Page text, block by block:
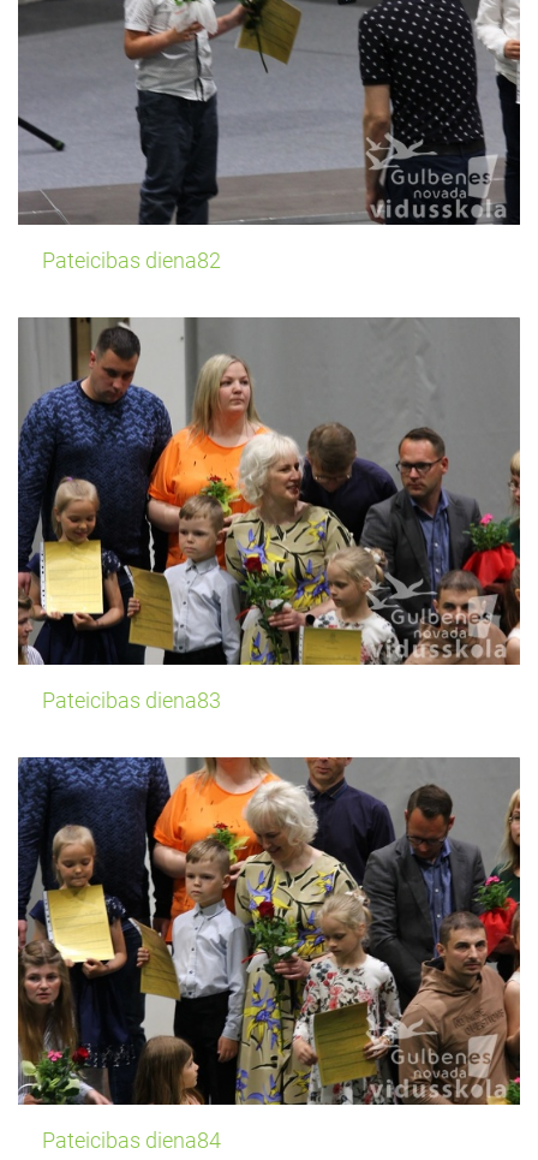
Pateicibas diena82
Pateicibas diena83
Pateicibas diena84